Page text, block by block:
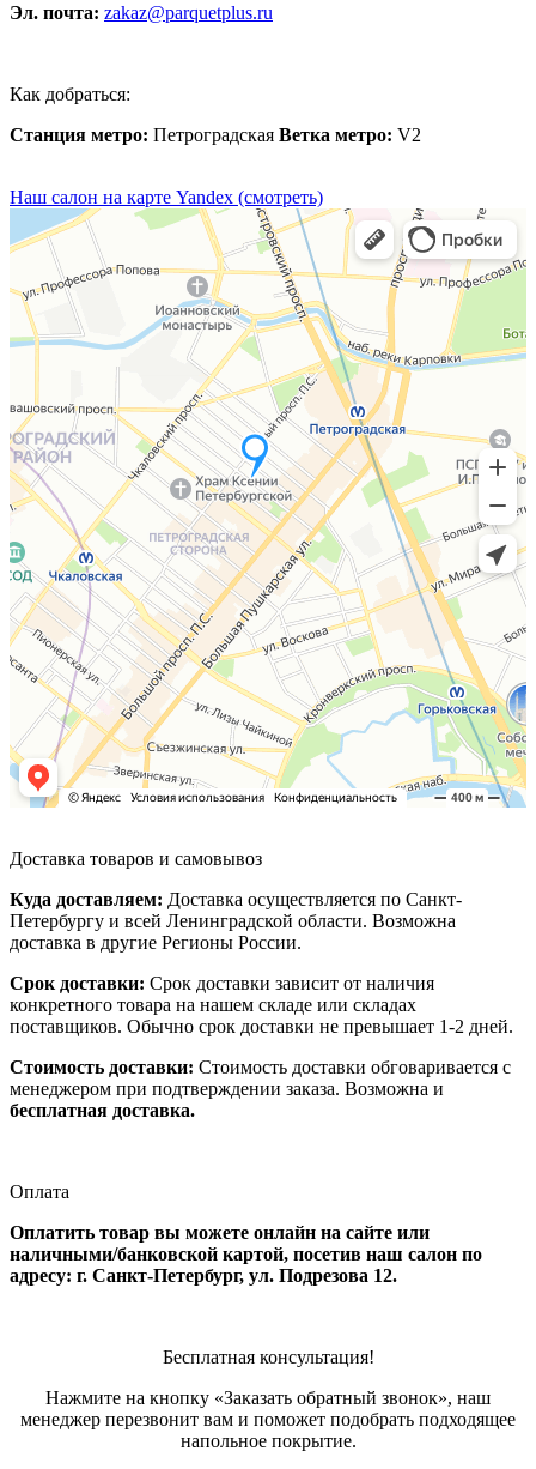
Эл. почта: zakaz@parquetplus.ru
Как добраться:
Станция метро: Петроградская Ветка метро: V2
Наш салон на карте Yandex (смотреть)
Доставка товаров и самовывоз
Куда доставляем: Доставка осуществляется по Санкт-
Петербургу и всей Ленинградской области. Возможна
доставка в другие Регионы России.
Срок доставки: Срок доставки зависит от наличия
конкретного товара на нашем складе или складах
поставщиков. Обычно срок доставки не превышает 1-2 дней.
Стоимость доставки: Стоимость доставки обговаривается с
менеджером при подтверждении заказа. Возможна и
бесплатная доставка.
Оплата
Оплатить товар вы можете онлайн на сайте или
наличными/банковской картой, посетив наш салон по
адресу: г. Санкт-Петербург, ул. Подрезова 12.
Бесплатная консультация!
Нажмите на кнопку «Заказать обратный звонок», наш
менеджер перезвонит вам и поможет подобрать подходящее
напольное покрытие.